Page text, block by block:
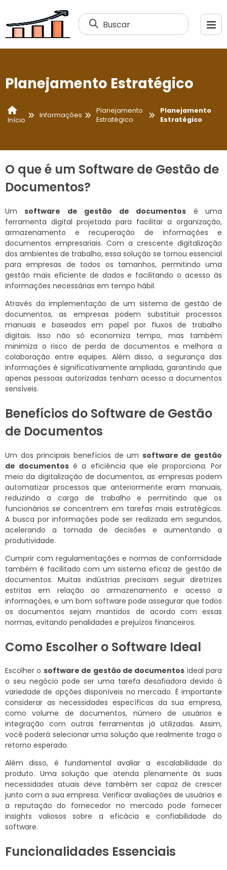
Buscar
Planejamento Estratégico
Início
Informações
Planejamento
Estratégico
Planejamento
Estratégico
O que é um Software de Gestão de
Documentos?
Umsoftware de gestão de documentos é uma
ferramenta digital projetada para facilitar a organização,
armazenamento e recuperação de informações e
documentos empresariais. Com a crescente digitalização
dos ambientes de trabalho, essa solução se tornou essencial
para empresas de todos os tamanhos, permitindo uma
gestão mais eficiente de dados e facilitando o acesso às
informações necessárias em tempo hábil.
Através da implementação de um sistema de gestão de
documentos, as empresas podem substituir processos
manuais e baseados em papel por fluxos de trabalho
digitais. Isso não só economiza tempo, mas também
minimiza o risco de perda de documentos e melhora a
colaboração entre equipes. Além disso, a segurança das
informações é significativamente ampliada, garantindo que
apenas pessoas autorizadas tenham acesso a documentos
sensíveis.
Benefícios do Software de Gestão
de Documentos
Um dos principais benefícios de um software de gestão
de documentos é a eficiência que ele proporciona. Por
meio da digitalização de documentos, as empresas podem
automatizar processos que anteriormente eram manuais,
reduzindo a carga de trabalho e permitindo que os
funcionários se concentrem em tarefas mais estratégicas.
A busca por informações pode ser realizada em segundos,
acelerando a tomada de decisões e aumentando a
produtividade.
Cumprir com regulamentações e normas de conformidade
também é facilitado com um sistema eficaz de gestão de
documentos. Muitas indústrias precisam seguir diretrizes
estritas em relação ao armazenamento e acesso a
informações, e um bom software pode assegurar que todos
os documentos sejam mantidos de acordo com essas
normas, evitando penalidades e prejuízos financeiros.
Como Escolher o Software Ideal
Escolher o software de gestão de documentos ideal para
o seu negócio pode ser uma tarefa desafiadora devido à
variedade de opções disponíveis no mercado. É importante
considerar as necessidades específicas da sua empresa,
como volume de documentos, número de usuários e
integração com outras ferramentas já utilizadas. Assim,
você poderá selecionar uma solução que realmente traga o
retorno esperado.
Além disso, é fundamental avaliar a escalabilidade do
produto. Uma solução que atenda plenamente às suas
necessidades atuais deve também ser capaz de crescer
junto com a sua empresa. Verificar avaliações de usuários e
a reputação do fornecedor no mercado pode fornecer
insights valiosos sobre a eficácia e confiabilidade do
software.
Funcionalidades Essenciais